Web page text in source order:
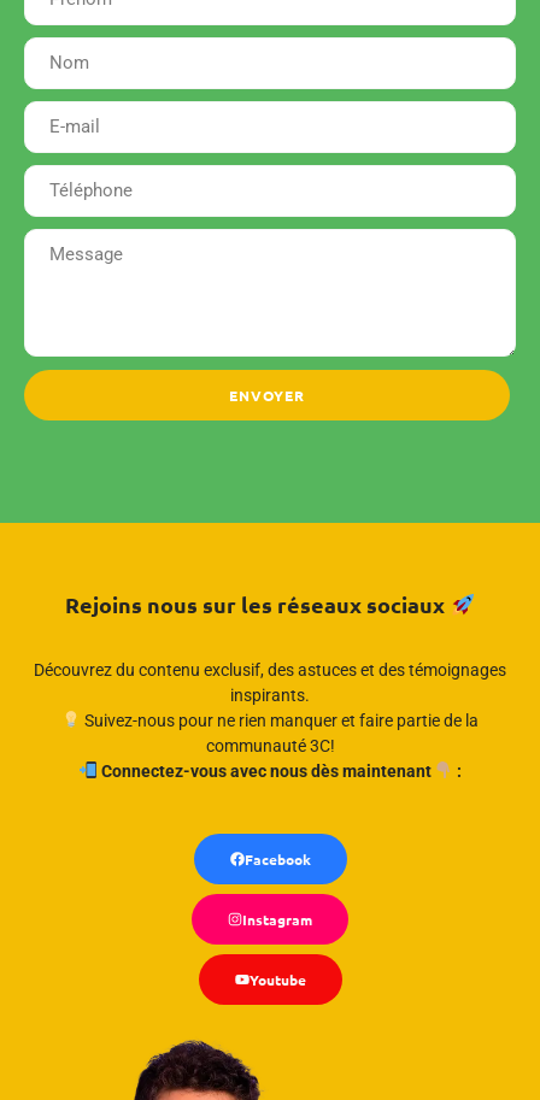
ENVOYER
Rejoins nous sur les réseaux sociaux
Découvrez du contenu exclusif, des astuces et des témoignages
inspirants.
Suivez-nous pour ne rien manquer et faire partie de la
communauté 3C!
Connectez-vous avec nous dès maintenant
:
Facebook
Instagram
Youtube